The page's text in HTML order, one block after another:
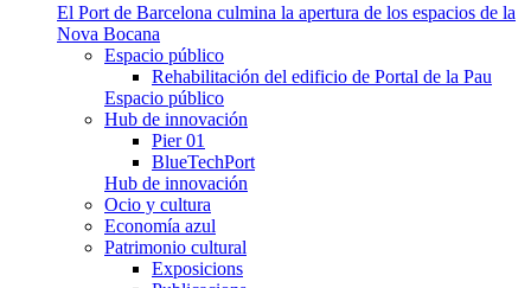
El Port de Barcelona culmina la apertura de los espacios de la
Nova Bocana
Espacio público
Rehabilitación del edificio de Portal de la Pau
Espacio público
Hub de innovación
Pier 01
BlueTechPort
Hub de innovación
Ocio y cultura
Economía azul
Patrimonio cultural
Exposicions